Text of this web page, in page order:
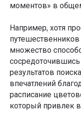
моментов» в
Например, хотя
множество
результатов
впечатлений
расписание
который привлек